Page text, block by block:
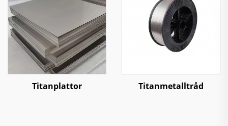
Titanplattor Titanmetalltråd